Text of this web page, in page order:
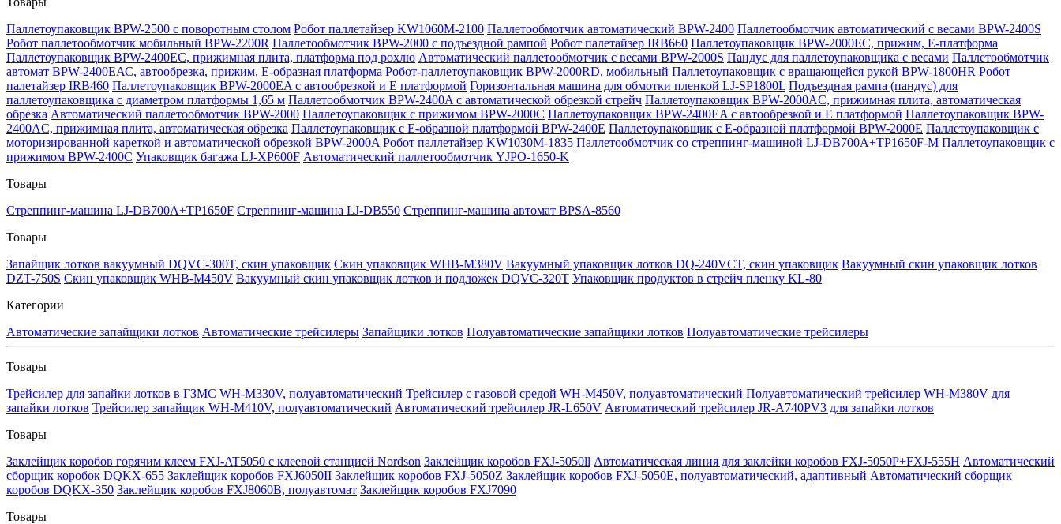
Паллетоупаковщик BPW-2500 с поворотным столом Робот паллетайзер KW1060M-2100 Паллетообмотчик автоматический BPW-2400 Паллетообмотчик автоматический с весами BPW-2400S
Робот паллетообмотчик мобильный BPW-2200R Паллетообмотчик BPW-2000 с подъездной рампой Робот палетайзер IRB660 Паллетоупаковщик BPW-2000EC, прижим, Е-платформа
Паллетоупаковщик BPW-2400EC, прижимная плита, платформа под рохлю Автоматический паллетообмотчик с весами BPW-2000S Пандус для паллетоупаковщика с весами Паллетообмотчик
автомат BPW-2400ЕАС, автообрезка, прижим, Е-образная платформа Робот-паллетоупаковщик BPW-2000RD, мобильный Паллетоупаковщик с вращающейся рукой BPW-1800HR Робот
палетайзер IRB460 Паллетоупаковщик BPW-2000EA с автообрезкой и Е платформой Горизонтальная машина для обмотки пленкой LJ-SP1800L Подъездная рампа (пандус) для
паллетоупаковщика с диаметром платформы 1,65 м Паллетообмотчик BPW-2400A с автоматической обрезкой стрейч Паллетоупаковщик BPW-2000AC, прижимная плита, автоматическая
обрезка Автоматический паллетообмотчик BPW-2000 Паллетоупаковщик с прижимом BPW-2000C Паллетоупаковщик BPW-2400EA с автообрезкой и Е платформой Паллетоупаковщик BPW-
2400AC, прижимная плита, автоматическая обрезка Паллетоупаковщик с Е-образной платформой BPW-2400E Паллетоупаковщик с Е-образной платформой BPW-2000E Паллетоупаковщик с
моторизированной кареткой и автоматической обрезкой BPW-2000A Робот паллетайзер KW1030M-1835 Паллетообмотчик со стреппинг-машиной LJ-DB700A+TP1650F-M Паллетоупаковщик с
прижимом BPW-2400C Упаковщик багажа LJ-XP600F Автоматический паллетообмотчик YJPO-1650-K
Товары
Стреппинг-машина LJ-DB700A+TP1650F Стреппинг-машина LJ-DB550 Стреппинг-машина автомат BPSA-8560
Товары
Запайщик лотков вакуумный DQVC-300T, скин упаковщик Скин упаковщик WHB-M380V Вакуумный упаковщик лотков DQ-240VCT, скин упаковщик Вакуумный скин упаковщик лотков
DZT-750S Скин упаковщик WHB-M450V Вакуумный скин упаковщик лотков и подложек DQVC-320T Упаковщик продуктов в стрейч пленку KL-80
Категории
Автоматические запайщики лотков Автоматические трейсилеры Запайщики лотков Полуавтоматические запайщики лотков Полуавтоматические трейсилеры
Товары
Трейсилер для запайки лотков в ГЗМС WH-M330V, полуавтоматический Трейсилер с газовой средой WH-M450V, полуавтоматический Полуавтоматический трейсилер WH-M380V для
запайки лотков Трейсилер запайщик WH-M410V, полуавтоматический Автоматический трейсилер JR-L650V Автоматический трейсилер JR-A740PV3 для запайки лотков
Товары
Заклейщик коробов горячим клеем FXJ-AT5050 с клеевой станцией Nordson Заклейщик коробов FXJ-5050ll Автоматическая линия для заклейки коробов FXJ-5050P+FXJ-555H Автоматический
сборщик коробок DQKX-655 Заклейщик коробов FXJ6050II Заклейщик коробов FXJ-5050Z Заклейщик коробов FXJ-5050E, полуавтоматический, адаптивный Автоматический сборщик
коробов DQKX-350 Заклейщик коробов FXJ8060B, полуавтомат Заклейщик коробов FXJ7090
Товары